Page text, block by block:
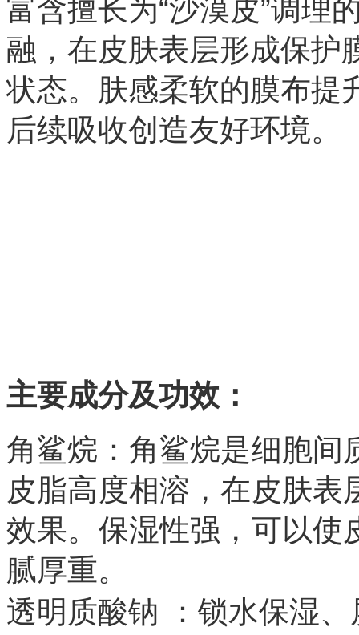
富含擅长为“沙漠皮”调理
融，在皮肤表层形成保护
状态。肤感柔软的膜布提
后续吸收创造友好环境。
主要成分及功效：
角鲨烷：角鲨烷是细胞间
皮脂高度相溶，在皮肤
效果。保湿性强，可以使
腻厚重。
透明质酸钠 ：锁水保湿